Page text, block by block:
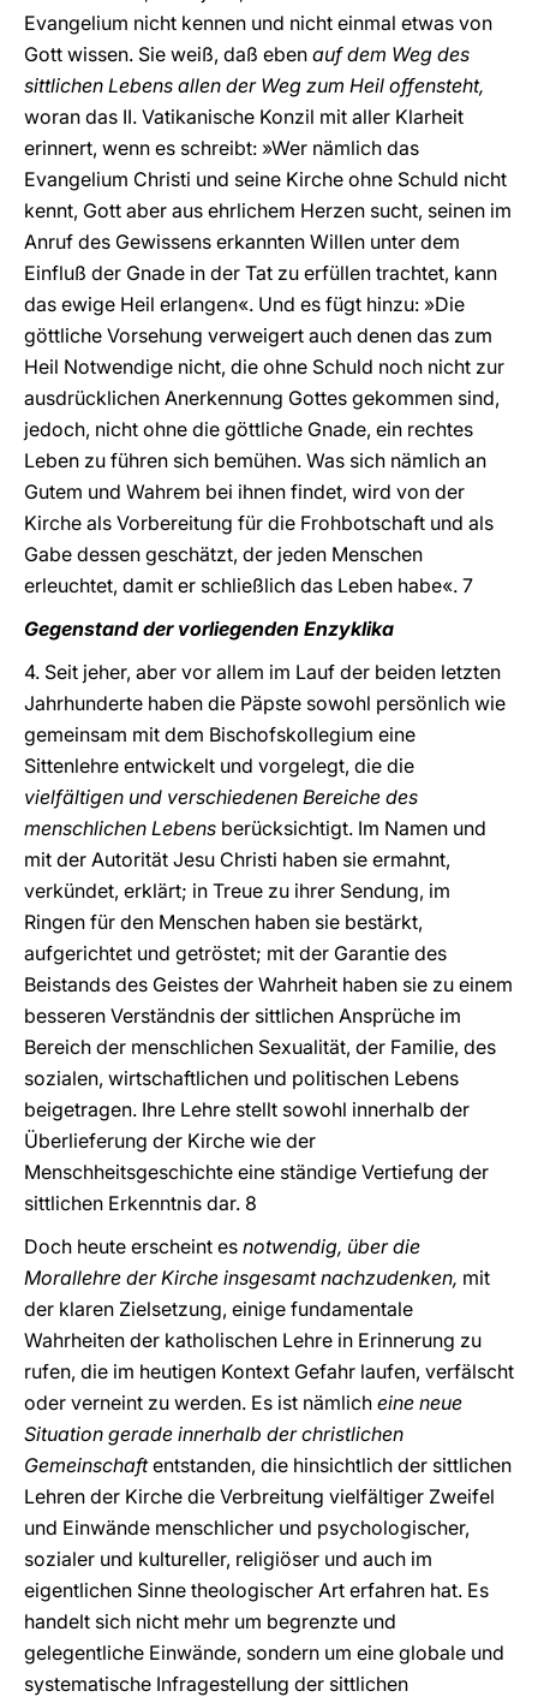
Evangelium nicht kennen und nicht einmal etwas von
Gott wissen. Sie weiß, daß eben auf dem Weg des
sittlichen Lebens allen der Weg zum Heil offensteht,
woran das II. Vatikanische Konzil mit aller Klarheit
erinnert, wenn es schreibt: »Wer nämlich das
Evangelium Christi und seine Kirche ohne Schuld nicht
kennt, Gott aber aus ehrlichem Herzen sucht, seinen im
Anruf des Gewissens erkannten Willen unter dem
Einfluß der Gnade in der Tat zu erfüllen trachtet, kann
das ewige Heil erlangen«. Und es fügt hinzu: »Die
göttliche Vorsehung verweigert auch denen das zum
Heil Notwendige nicht, die ohne Schuld noch nicht zur
ausdrücklichen Anerkennung Gottes gekommen sind,
jedoch, nicht ohne die göttliche Gnade, ein rechtes
Leben zu führen sich bemühen. Was sich nämlich an
Gutem und Wahrem bei ihnen findet, wird von der
Kirche als Vorbereitung für die Frohbotschaft und als
Gabe dessen geschätzt, der jeden Menschen
erleuchtet, damit er schließlich das Leben habe«. 7
Gegenstand der vorliegenden Enzyklika
4. Seit jeher, aber vor allem im Lauf der beiden letzten
Jahrhunderte haben die Päpste sowohl persönlich wie
gemeinsam mit dem Bischofskollegium eine
Sittenlehre entwickelt und vorgelegt, die die
vielfältigen und verschiedenen Bereiche des
menschlichen Lebens berücksichtigt. Im Namen und
mit der Autorität Jesu Christi haben sie ermahnt,
verkündet, erklärt; in Treue zu ihrer Sendung, im
Ringen für den Menschen haben sie bestärkt,
aufgerichtet und getröstet; mit der Garantie des
Beistands des Geistes der Wahrheit haben sie zu einem
besseren Verständnis der sittlichen Ansprüche im
Bereich der menschlichen Sexualität, der Familie, des
sozialen, wirtschaftlichen und politischen Lebens
beigetragen. Ihre Lehre stellt sowohl innerhalb der
Überlieferung der Kirche wie der
Menschheitsgeschichte eine ständige Vertiefung der
sittlichen Erkenntnis dar. 8
Doch heute erscheint es notwendig, über die
Morallehre der Kirche insgesamt nachzudenken, mit
der klaren Zielsetzung, einige fundamentale
Wahrheiten der katholischen Lehre in Erinnerung zu
rufen, die im heutigen Kontext Gefahr laufen, verfälscht
oder verneint zu werden. Es ist nämlich eine neue
Situation gerade innerhalb der christlichen
Gemeinschaftentstanden, die hinsichtlich der sittlichen
Lehren der Kirche die Verbreitung vielfältiger Zweifel
und Einwände menschlicher und psychologischer,
sozialer und kultureller, religiöser und auch im
eigentlichen Sinne theologischer Art erfahren hat. Es
handelt sich nicht mehr um begrenzte und
gelegentliche Einwände, sondern um eine globale und
systematische Infragestellung der sittlichen